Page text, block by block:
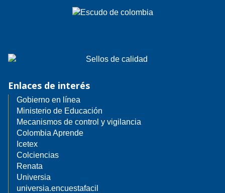
Enlaces de interés
Gobierno en línea
Ministerio de Educación
Mecanismos de control y vigilancia
Colombia Aprende
Icetex
Colciencias
Renata
Universia
universia.encuestafacil